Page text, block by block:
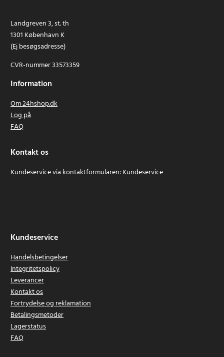
Landgreven 3, st. th
1301 København K
(Ej besøgsadresse)
CVR-nummer 33573359
Information
Om 24hshop.dk
Log på
FAQ
Kontakt os
Kundeservice via kontaktformularen:Kundeservice
Kundeservice
Handelsbetingelser
Integritetspolicy
Leverancer
Kontakt os
Fortrydelse og reklamation
Betalingsmetoder
Lagerstatus
FAQ